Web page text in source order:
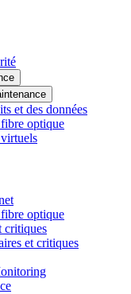
et des données
optique
optique
critiques
et critiques